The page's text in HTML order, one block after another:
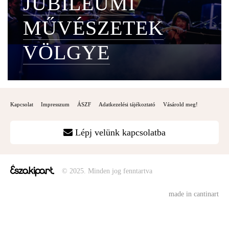
MŰVÉSZETEK
VÖLGYE
Kapcsolat Impresszum ÁSZF Adatkezelési tájékoztató Vásárold meg!
Lépj velünk kapcsolatba
© 2025. Minden jog fenntartva
made in cantinart